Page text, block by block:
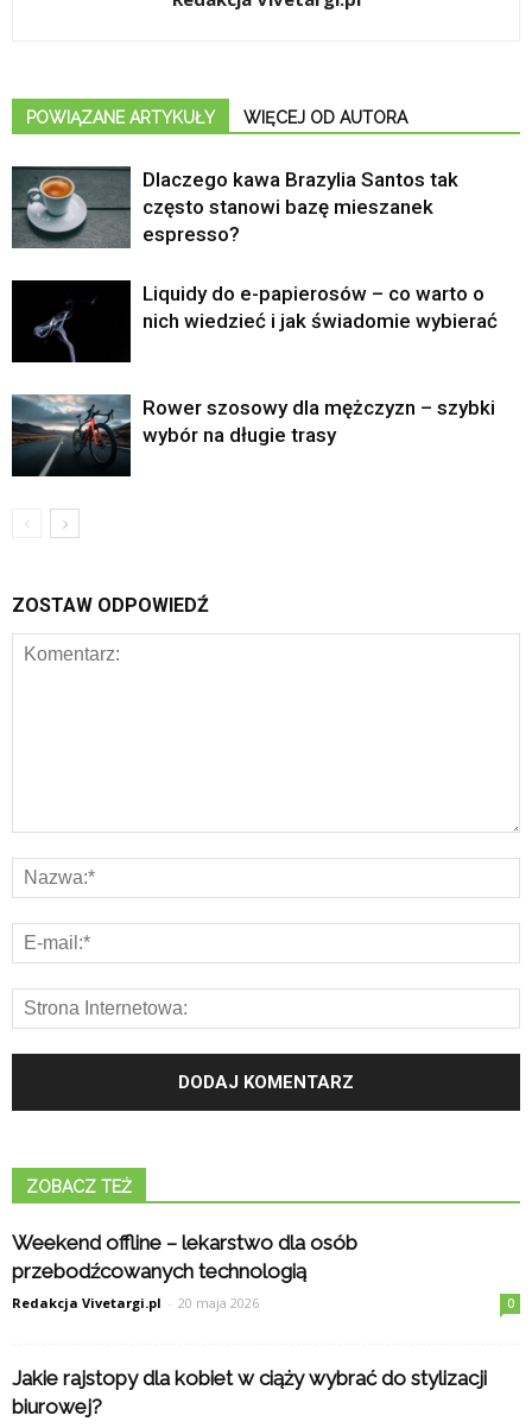
POWIĄZANE ARTYKUŁY WIĘCEJ OD AUTORA
Dlaczego kawa Brazylia Santos tak
często stanowi bazę mieszanek
espresso?
Liquidy do e-papierosów – co warto o
nich wiedzieć i jak świadomie wybierać
Rower szosowy dla mężczyzn – szybki
wybór na długie trasy
ZOSTAW ODPOWIEDŹ
ZOBACZ TEŻ
Weekend offline – lekarstwo dla osób
przebodźcowanych technologią
Redakcja Vivetargi.pl - 20 maja 2026 0
Jakie rajstopy dla kobiet w ciąży wybrać do stylizacji
biurowej?